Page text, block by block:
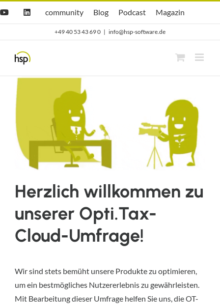
YouTubeLinkedIn
Hsp
community
community
hsp
Blog
Blog Opti.Cast
Podcast Opti.Mag
Magazin
+49 40 53 43 69 0 | info@hsp-software.de
Herzlich willkommen zu
unserer Opti.Tax-
Cloud-Umfrage!
Wir sind stets bemüht unsere Produkte zu optimieren,
um ein bestmögliches Nutzererlebnis zu gewährleisten.
Mit Bearbeitung dieser Umfrage helfen Sie uns, die OT-